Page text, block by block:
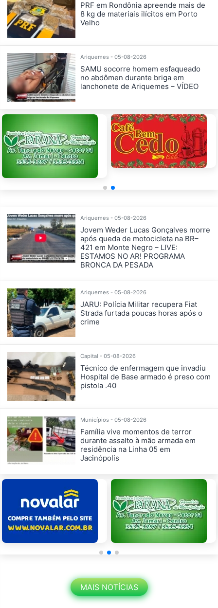
PRF em Rondônia apreende mais de
8 kg de materiais ilícitos em Porto
Velho
Ariquemes - 05-08-2026
SAMU socorre homem esfaqueado
no abdômen durante briga em
lanchonete de Ariquemes – VÍDEO
Ariquemes - 05-08-2026
Jovem Weder Lucas Gonçalves morre
após queda de motocicleta na BR–
421 em Monte Negro – LIVE:
ESTAMOS NO AR! PROGRAMA
BRONCA DA PESADA
Ariquemes - 05-08-2026
JARU: Polícia Militar recupera Fiat
Strada furtada poucas horas após o
crime
Capital - 05-08-2026
Técnico de enfermagem que invadiu
Hospital de Base armado é preso com
pistola .40
Municípios - 05-08-2026
Família vive momentos de terror
durante assalto à mão armada em
residência na Linha 05 em
Jacinópolis
MAIS NOTÍCIAS